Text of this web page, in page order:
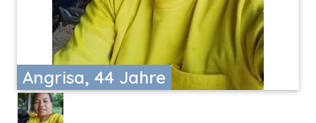
Angrisa, 44 Jahre